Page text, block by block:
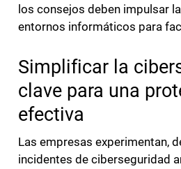
los consejos deben impulsar
entornos informáticos para
Simplificar la
clave para una
efectiva
Las empresas experimentan,
incidentes de ciberseguridad